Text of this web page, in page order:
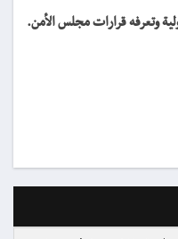
وتعرفه قرارات مجلس الأمن.